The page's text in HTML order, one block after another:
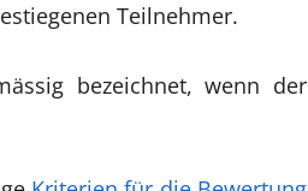
Teilnehmer.
bezeichnet, wenn der